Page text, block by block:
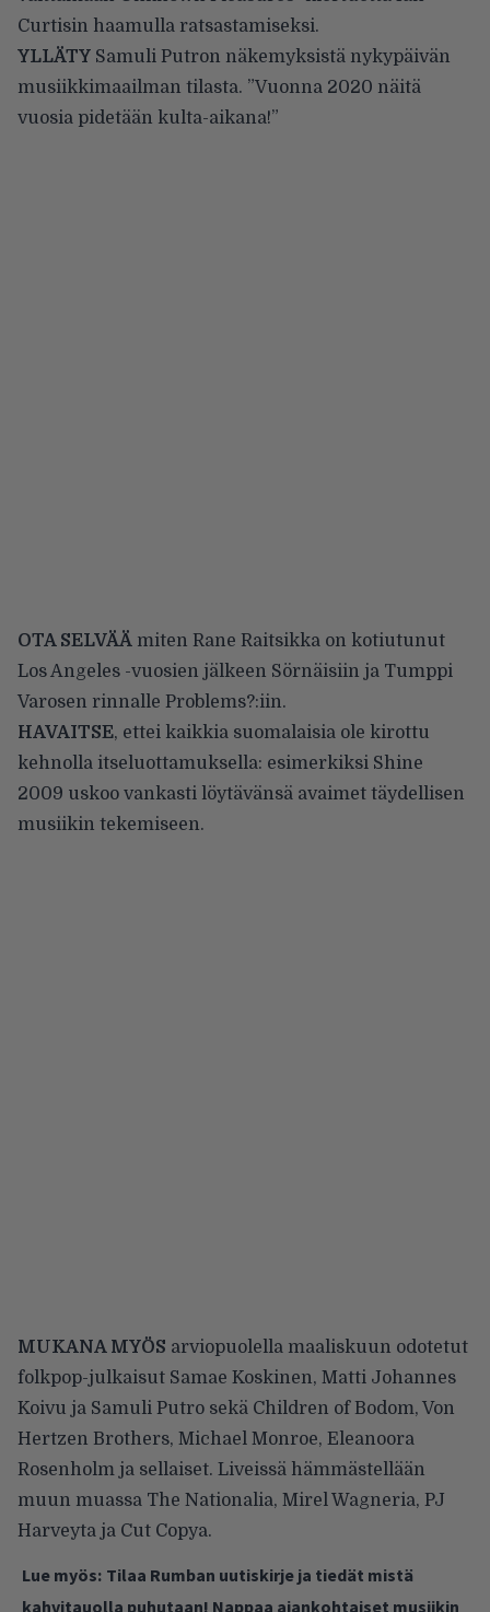
Curtisin haamulla ratsastamiseksi.
YLLÄTY Samuli Putron näkemyksistä nykypäivän
musiikkimaailman tilasta. ”Vuonna 2020 näitä
vuosia pidetään kulta-aikana!”
OTA SELVÄÄ miten Rane Raitsikka on kotiutunut
Los Angeles -vuosien jälkeen Sörnäisiin ja Tumppi
Varosen rinnalle Problems?:iin.
HAVAITSE, ettei kaikkia suomalaisia ole kirottu
kehnolla itseluottamuksella: esimerkiksi Shine
2009 uskoo vankasti löytävänsä avaimet täydellisen
musiikin tekemiseen.
MUKANA MYÖS arviopuolella maaliskuun odotetut
folkpop-julkaisut Samae Koskinen, Matti Johannes
Koivu ja Samuli Putro sekä Children of Bodom, Von
Hertzen Brothers, Michael Monroe, Eleanoora
Rosenholm ja sellaiset. Liveissä hämmästellään
muun muassa The Nationalia, Mirel Wagneria, PJ
Harveyta ja Cut Copya.
Lue myös: Tilaa Rumban uutiskirje ja tiedät mistä
kahvitauolla puhutaan! Nappaa ajankohtaiset musiikin